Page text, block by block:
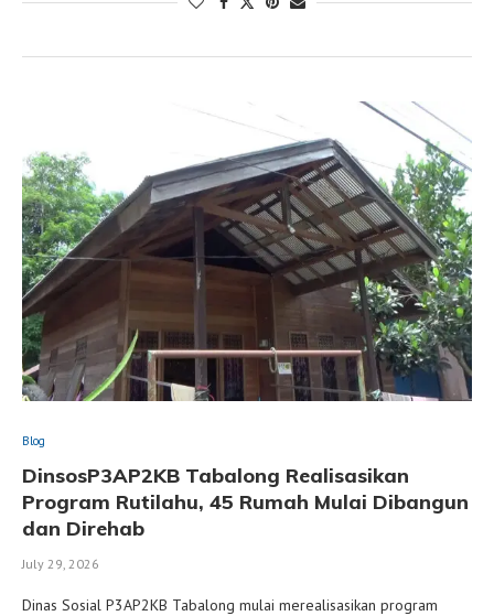
Blog
DinsosP3AP2KB Tabalong Realisasikan
Program Rutilahu, 45 Rumah Mulai Dibangun
dan Direhab
July 29, 2026
Dinas Sosial P3AP2KB Tabalong mulai merealisasikan program